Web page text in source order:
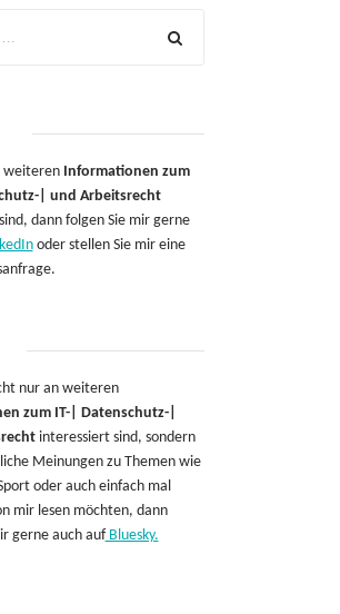
weiteren Informationen zum
| und Arbeitsrecht
dann folgen Sie mir gerne
oder stellen Sie mir eine
nur an weiteren
zum IT-| Datenschutz-|
interessiert sind, sondern
Meinungen zu Themen wie
oder auch einfach mal
mir lesen möchten, dann
gerne auch aufBluesky.